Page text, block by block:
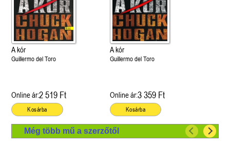
A kór
Guillermo del Toro
Online ár:2 519 Ft
Kosárba
A kór
Guillermo del Toro
Online ár:3 359 Ft
Kosárba
Még több mű a szerzőtől